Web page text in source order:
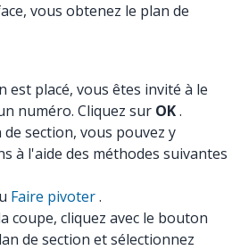
vous obtenez le plan de
est placé, vous êtes invité à le
numéro. Cliquez sur OK.
section, vous pouvez y
à l'aide des méthodes suivantes
Faire pivoter.
coupe, cliquez avec le bouton
de section et sélectionnez